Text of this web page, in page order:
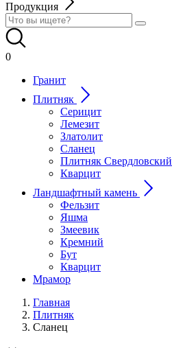
Продукция
0
Гранит
Плитняк
Серицит
Лемезит
Златолит
Сланец
Плитняк Свердловский
Кварцит
Ландшафтный камень
Фельзит
Яшма
Змеевик
Кремний
Бут
Кварцит
Мрамор
Главная
Плитняк
Сланец